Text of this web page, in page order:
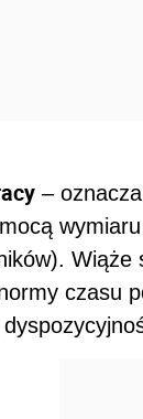
–
czasu